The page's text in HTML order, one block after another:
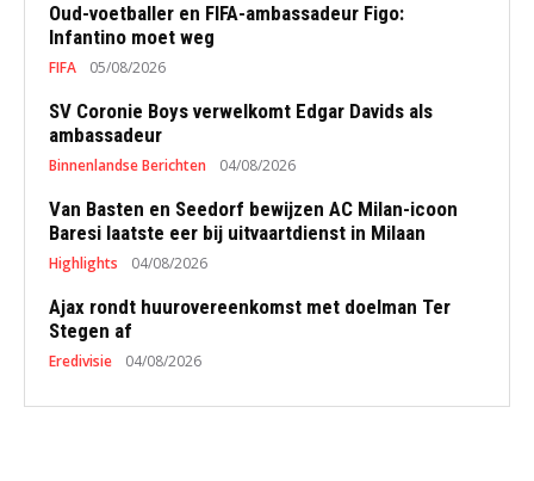
Oud-voetballer en FIFA-ambassadeur Figo:
Infantino moet weg
FIFA 05/08/2026
SV Coronie Boys verwelkomt Edgar Davids als
ambassadeur
Binnenlandse Berichten 04/08/2026
Van Basten en Seedorf bewijzen AC Milan-icoon
Baresi laatste eer bij uitvaartdienst in Milaan
Highlights 04/08/2026
Ajax rondt huurovereenkomst met doelman Ter
Stegen af
Eredivisie 04/08/2026